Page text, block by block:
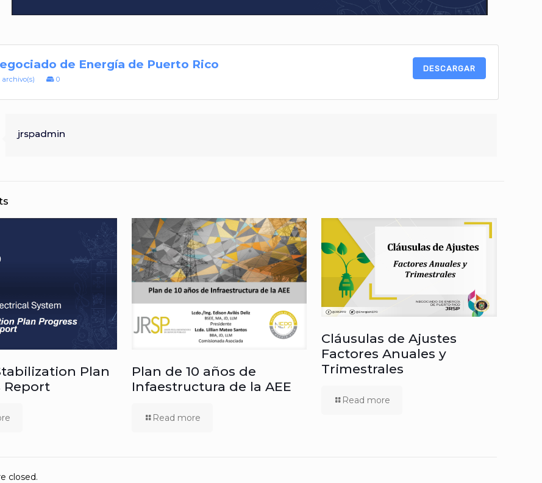
de Energía de Puerto Rico
archivo(s) 0
DESCARGAR
jrspadmin
Plan
Report
Plan de 10 años de
Infaestructura de la AEE
Read more
Cláusulas de Ajustes
Factores Anuales y
Trimestrales
Read more
closed.